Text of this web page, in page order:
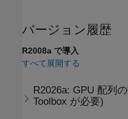
バージョン履歴
R2008a で導入
すべて展開する
R2026a: GPU 配列
Toolbox が必要)